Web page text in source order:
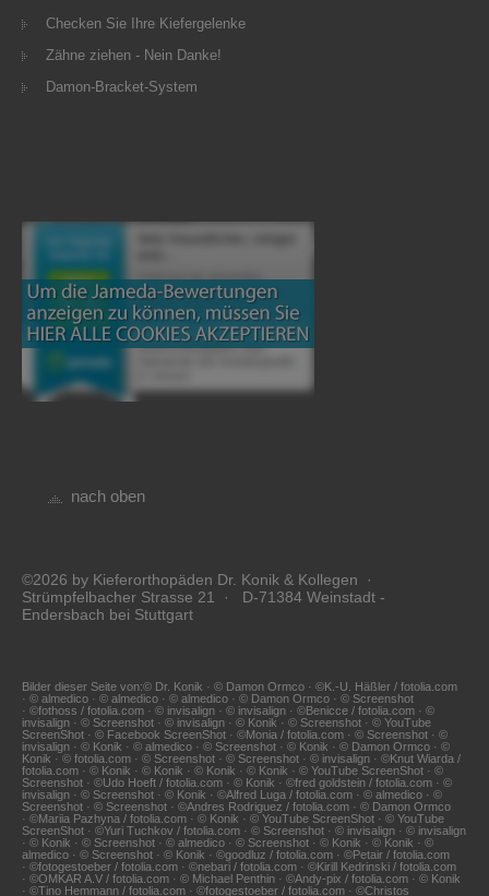
Checken Sie Ihre Kiefergelenke
Zähne ziehen - Nein Danke!
Damon-Bracket-System
nach oben
©2026 by Kieferorthopäden Dr. Konik & Kollegen ·
Strümpfelbacher Strasse 21 · D-71384 Weinstadt -
Endersbach bei Stuttgart
Bilder dieser Seite von:© Dr. Konik · © Damon Ormco · ©K.-U. Häßler / fotolia.com
· © almedico · © almedico · © almedico · © Damon Ormco · © Screenshot
· ©fothoss / fotolia.com · © invisalign · © invisalign · ©Benicce / fotolia.com · ©
invisalign · © Screenshot · © invisalign · © Konik · © Screenshot · © YouTube
ScreenShot · © Facebook ScreenShot · ©Monia / fotolia.com · © Screenshot · ©
invisalign · © Konik · © almedico · © Screenshot · © Konik · © Damon Ormco · ©
Konik · © fotolia.com · © Screenshot · © Screenshot · © invisalign · ©Knut Wiarda /
fotolia.com · © Konik · © Konik · © Konik · © Konik · © YouTube ScreenShot · ©
Screenshot · ©Udo Hoeft / fotolia.com · © Konik · ©fred goldstein / fotolia.com · ©
invisalign · © Screenshot · © Konik · ©Alfred Luga / fotolia.com · © almedico · ©
Screenshot · © Screenshot · ©Andres Rodriguez / fotolia.com · © Damon Ormco
· ©Mariia Pazhyna / fotolia.com · © Konik · © YouTube ScreenShot · © YouTube
ScreenShot · ©Yuri Tuchkov / fotolia.com · © Screenshot · © invisalign · © invisalign
· © Konik · © Screenshot · © almedico · © Screenshot · © Konik · © Konik · ©
almedico · © Screenshot · © Konik · ©goodluz / fotolia.com · ©Petair / fotolia.com
· ©fotogestoeber / fotolia.com · ©nebari / fotolia.com · ©Kirill Kedrinski / fotolia.com
· ©OMKAR A.V / fotolia.com · © Michael Penthin · ©Andy-pix / fotolia.com · © Konik
· ©Tino Hemmann / fotolia.com · ©fotogestoeber / fotolia.com · ©Christos